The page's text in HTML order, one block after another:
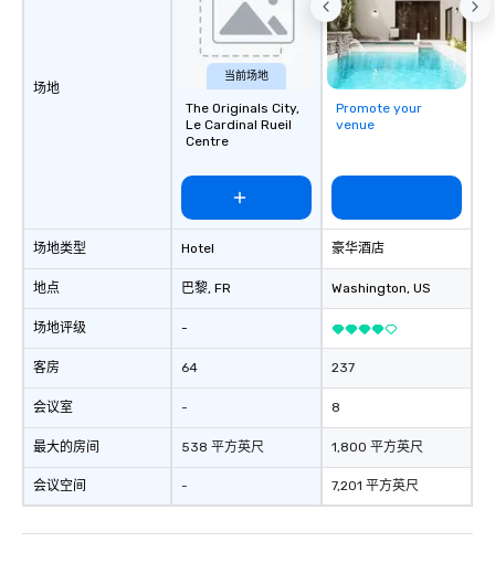
场地
场地类型
地点
场地评级
客房
会议室
最大的房间
会议空间
当前场地
The Originals City,
Le Cardinal Rueil
Centre
Hotel
巴黎, FR
-
64
-
538 平方英尺
-
Promote your
venue
豪华酒店
Washington, US
237
8
1,800 平方英尺
7,201 平方英尺